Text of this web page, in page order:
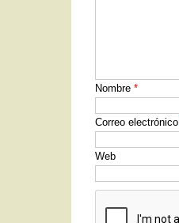
Nombre *
Correo electrónico
Web